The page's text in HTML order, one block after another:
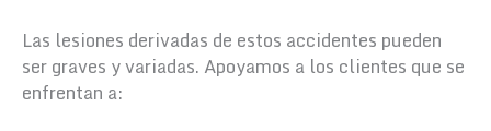
Las lesiones derivadas de estos accidentes pueden
ser graves y variadas. Apoyamos a los clientes que se
enfrentan a: